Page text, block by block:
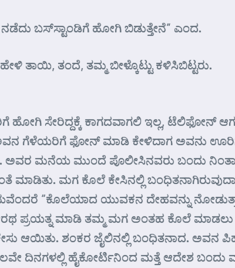
ನಡೆದು ಬಸ್‌ಸ್ಟಾಂಡಿಗೆ ಹೋಗಿ ಬಿಡುತ್ತೇನೆ” ಎಂದ.
ತಾಯಿ, ತಂದೆ, ತಮ್ಮ ಬೀಳ್ಕೊಟ್ಟು ಕಳಿಸಿಬಿಟ್ಟರು.
ಹೋಗಿ ಸೇರಿದ್ದಕ್ಕೆ ಕಾಗದವಾಗಲಿ ಇಲ್ಲ, ಟೆಲಿಫೋನ್
ಗೆಳೆಯರಿಗೆ ಫೋನ್ ಮಾಡಿ ಕೇಳಿದಾಗ ಅವನು
ಅವರ ಮನೆಯ ಮುಂದೆ ಪೊಲೀಸಿನವರು ಬಂದು
ಮಗ ಕೊಲೆ ಕೇಸಿನಲ್ಲಿ
“ಕೊಲೆಯಾದ ಯುವಕನ ದೇಹವನ್ನು
ಪ್ರಯತ್ನ ಮಾಡಿ ತಮ್ಮ ಮಗ ಅಂತಹ ಕೊಲೆ ಮಾಡಲು
ಆಯಿತು. ಶಂಕರ ಜೈಲಿನಲ್ಲಿ ಬಂಧಿತನಾದ. ಅವನ
ದಿನಗಳಲ್ಲಿ ಹೈಕೋರ್ಟಿನಿಂದ ಮತ್ತೆ ಆದೇಶ ಬಂದು